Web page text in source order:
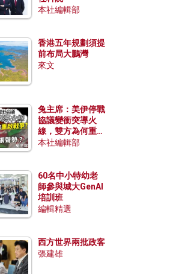
本社編輯部
香港五年規劃須提
前布局大鵬灣
來文
兔主席：美伊停戰
協議變衝突導火
線，雙方為何重啟
戰爭？伊朗一早洞
本社編輯部
60名中小特幼老
師參與城大GenAI
培訓班
編輯精選
西方世界兩批政客
張建雄